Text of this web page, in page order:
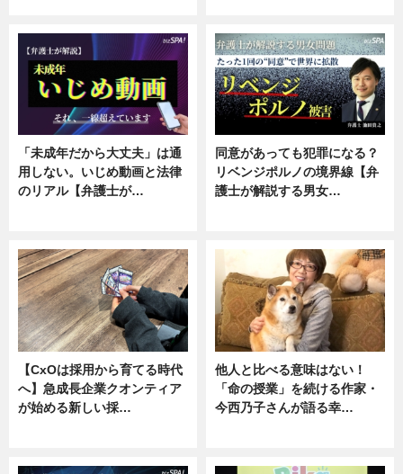
「未成年だから大丈夫」は通
用しない。いじめ動画と法律
のリアル【弁護士が…
同意があっても犯罪になる？
リベンジポルノの境界線【弁
護士が解説する男女…
【CxOは採用から育てる時代
へ】急成長企業クオンティア
が始める新しい採…
他人と比べる意味はない！
「命の授業」を続ける作家・
今西乃子さんが語る幸…